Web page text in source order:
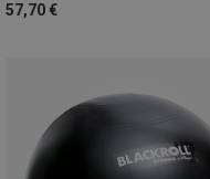
57,70 €